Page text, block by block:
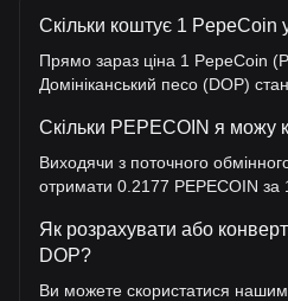
Скільки коштує 1 PepeCoin
Прямо зараз ціна 1 PepeCoin
Домініканський песо (DOP)
Скільки PEPECOIN я можу
Виходячи з поточного
отримати 0.2177 PEPECOIN за
Як розрахувати або
DOP?
Ви можете скористатися